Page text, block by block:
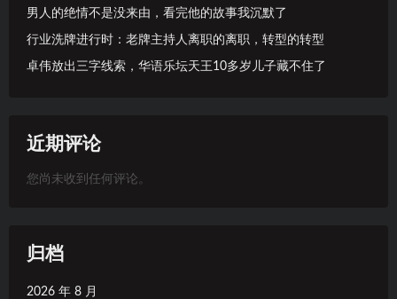
男人的绝情不是没来由，看完他的故事我沉默了
行业洗牌进行时：老牌主持人离职的离职，转型的转型
卓伟放出三字线索，华语乐坛天王10多岁儿子藏不住了
近期评论
您尚未收到任何评论。
归档
2026 年 8 月